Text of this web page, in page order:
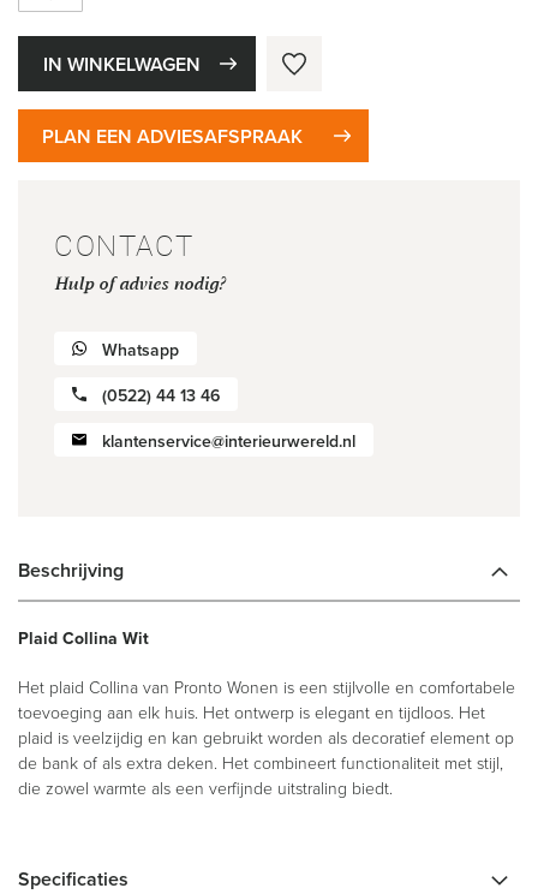
IN WINKELWAGEN
PLAN EEN ADVIESAFSPRAAK
CONTACT
Hulp of advies nodig?
Whatsapp
(0522) 44 13 46
klantenservice@interieurwereld.nl
Beschrijving
Plaid Collina Wit
Het plaid Collina van Pronto Wonen is een stijlvolle en comfortabele
toevoeging aan elk huis. Het ontwerp is elegant en tijdloos. Het
plaid is veelzijdig en kan gebruikt worden als decoratief element op
de bank of als extra deken. Het combineert functionaliteit met stijl,
die zowel warmte als een verfijnde uitstraling biedt.
Specificaties